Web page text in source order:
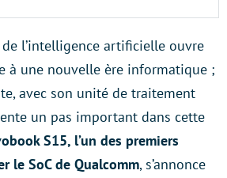
l’intelligence artificielle ouvre
à une nouvelle ère informatique ;
avec son unité de traitement
un pas important dans cette
S15, l’un des premiers
le SoC de Qualcomm, s’annonce